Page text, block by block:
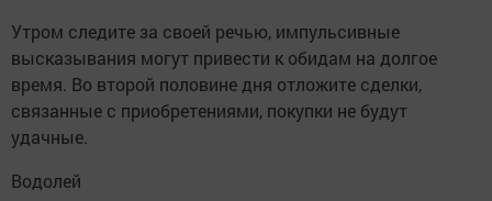
Утром следите за своей речью, импульсивные
высказывания могут привести к обидам на долгое
время. Во второй половине дня отложите сделки,
связанные с приобретениями, покупки не будут
удачные.
Водолей